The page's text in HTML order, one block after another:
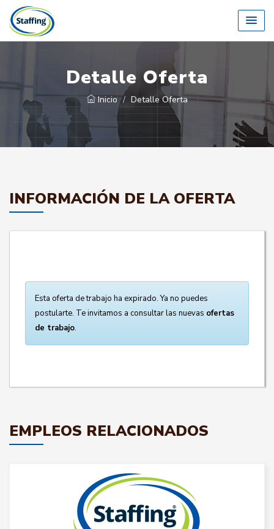
Detalle Oferta
Inicio Detalle Oferta
INFORMACIÓN DE LA OFERTA
Esta oferta de trabajo ha expirado. Ya no puedes
postularte. Te invitamos a consultar las nuevas ofertas
de trabajo.
EMPLEOS RELACIONADOS